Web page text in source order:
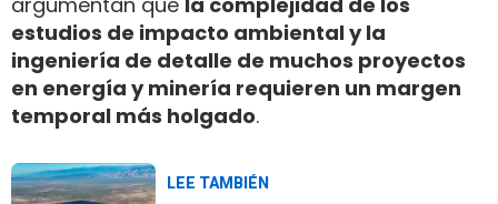
estudios de impacto ambiental y la
ingeniería de detalle de muchos proyectos
en energía y minería requieren un margen
temporal más holgado.
LEE TAMBIÉN